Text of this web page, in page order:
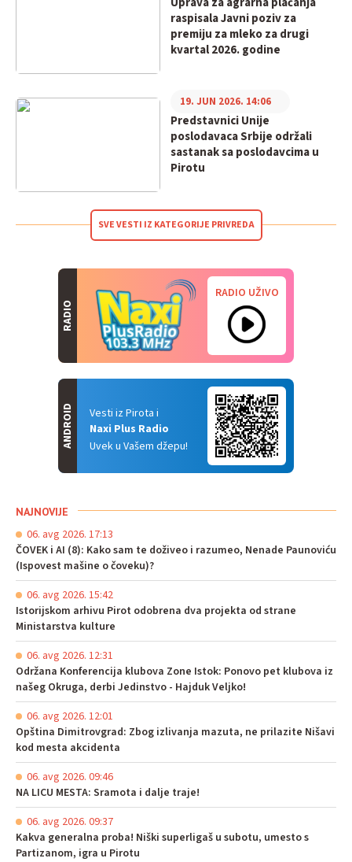
raspisala Javni poziv za
premiju za mleko za drugi
kvartal 2026. godine
Predstavnici Unije
poslodavaca Srbije održali
sastanak sa poslodavcima u
Pirotu
19. JUN 2026. 14:06
SVE VESTI IZ KATEGORIJE PRIVREDA
RADIO
RADIO UŽIVO
Vesti iz Pirota i
Naxi Plus Radio
Uvek u Vašem džepu!
ANDROID
NAJNOVIJE
06. avg 2026. 17:13
ČOVEK i AI (8): Kako sam te doživeo i razumeo, Nenade Paunoviću
(Ispovest mašine o čoveku)?
06. avg 2026. 15:42
Istorijskom arhivu Pirot odobrena dva projekta od strane
Ministarstva kulture
06. avg 2026. 12:31
Održana Konferencija klubova Zone Istok: Ponovo pet klubova iz
našeg Okruga, derbi Jedinstvo - Hajduk Veljko!
06. avg 2026. 12:01
Opština Dimitrovgrad: Zbog izlivanja mazuta, ne prilazite Nišavi
kod mesta akcidenta
06. avg 2026. 09:46
NA LICU MESTA: Sramota i dalje traje!
06. avg 2026. 09:37
Kakva generalna proba! Niški superligaš u subotu, umesto s
Partizanom, igra u Pirotu